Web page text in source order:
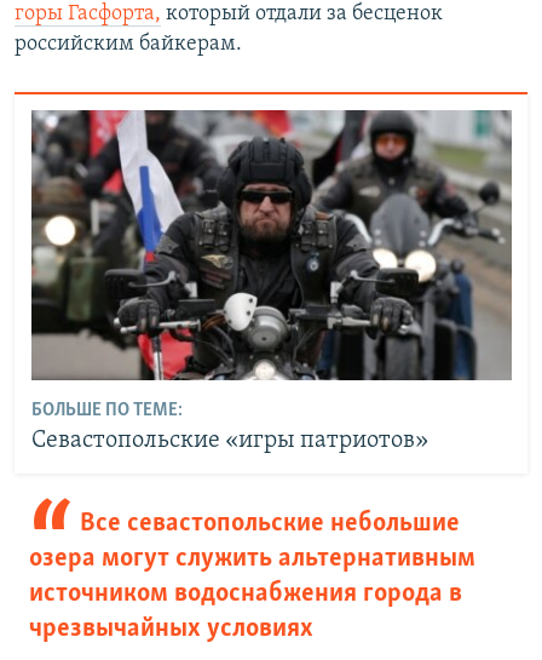
горы Гасфорта, который отдали за бесценок
российским байкерам.
БОЛЬШЕ ПО ТЕМЕ:
Севастопольские «игры патриотов»
Все севастопольские небольшие
озера могут служить альтернативным
источником водоснабжения города в
чрезвычайных условиях